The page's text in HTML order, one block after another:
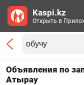
Объявления по
Атырау
Kaspi.kz
Открыть в